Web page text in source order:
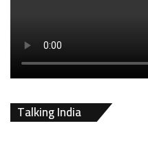
Talking India